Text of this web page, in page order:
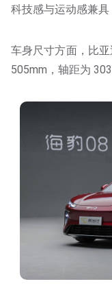
科技感与运动感兼具
车身尺寸方面，比
505mm，轴距为